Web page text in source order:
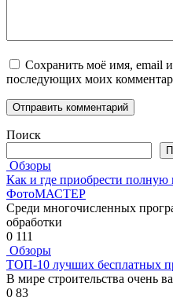
Сохранить моё имя, email и
последующих моих
Поиск
Обзоры
Как и где приобрести полную
ФотоМАСТЕР
Среди многочисленных
обработки
0 111
Обзоры
ТОП-10 лучших бесплатных
В мире строительства очень
0 83